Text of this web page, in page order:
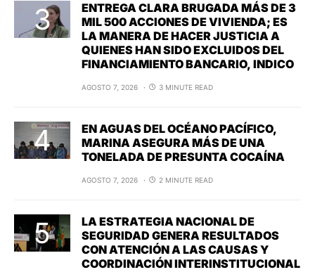
ENTREGA CLARA BRUGADA MÁS DE 3
MIL 500 ACCIONES DE VIVIENDA; ES
LA MANERA DE HACER JUSTICIA A
QUIENES HAN SIDO EXCLUIDOS DEL
FINANCIAMIENTO BANCARIO, INDICO
AGOSTO 7, 2026 3 MINUTE READ
EN AGUAS DEL OCÉANO PACÍFICO,
MARINA ASEGURA MÁS DE UNA
TONELADA DE PRESUNTA COCAÍNA
AGOSTO 7, 2026 2 MINUTE READ
LA ESTRATEGIA NACIONAL DE
SEGURIDAD GENERA RESULTADOS
CON ATENCIÓN A LAS CAUSAS Y
COORDINACIÓN INTERINSTITUCIONAL